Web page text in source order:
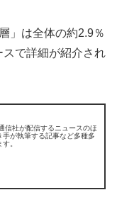
」は全体の約2.9％
で詳細が紹介され
信社が配信するニュースのほ
が執筆する記事など多種多
。